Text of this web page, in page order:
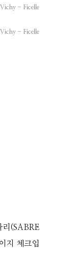
- Ficelle
Vichy - Ficelle
(SABRE
지 체크입